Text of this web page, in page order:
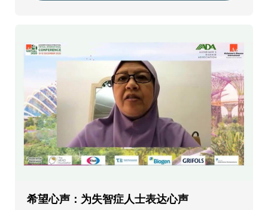
希望心声：为失智症人士表达心声